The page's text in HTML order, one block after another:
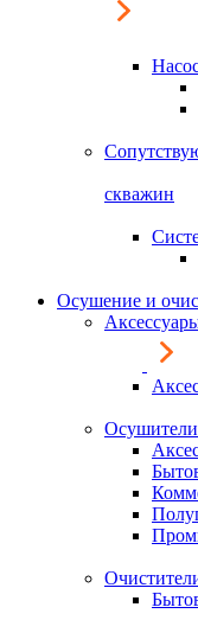
скважин
Осушение и
Осушители